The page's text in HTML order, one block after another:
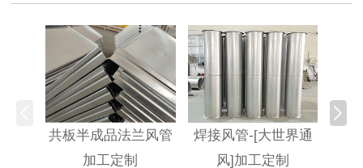
共板半成品法兰风管
加工定制
焊接风管-[大世界通
风]加工定制